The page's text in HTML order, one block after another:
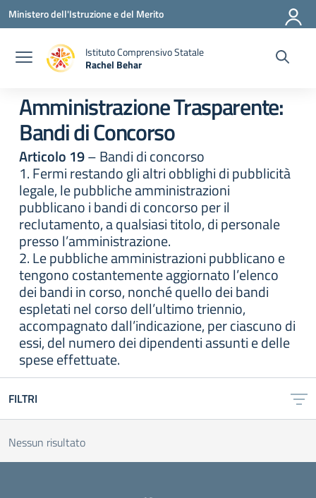
Vai ai contenuti
Vai al menu di navigazione
Vai al footer
Ministero dell'Istruzione e del Merito
Istituto Comprensivo Statale
Rachel Behar
Amministrazione Trasparente:
Bandi di Concorso
Articolo 19– Bandi di concorso
1. Fermi restando gli altri obblighi di pubblicità
legale, le pubbliche amministrazioni
pubblicano i bandi di concorso per il
reclutamento, a qualsiasi titolo, di personale
presso l’amministrazione.
2. Le pubbliche amministrazioni pubblicano e
tengono costantemente aggiornato l’elenco
dei bandi in corso, nonché quello dei bandi
espletati nel corso dell’ultimo triennio,
accompagnato dall’indicazione, per ciascuno di
essi, del numero dei dipendenti assunti e delle
spese effettuate.
FILTRI
Nessun risultato